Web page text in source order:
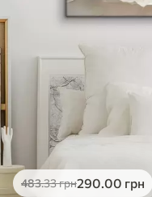
483.33грн290.00 грн